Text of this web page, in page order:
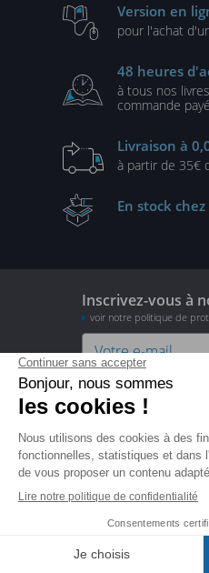
Version en
pour l'achat
48 heures
à tous nos
commande
Livraison à
à partir de 35€
En stock
Inscrivez-vous à
voir notre politique de
